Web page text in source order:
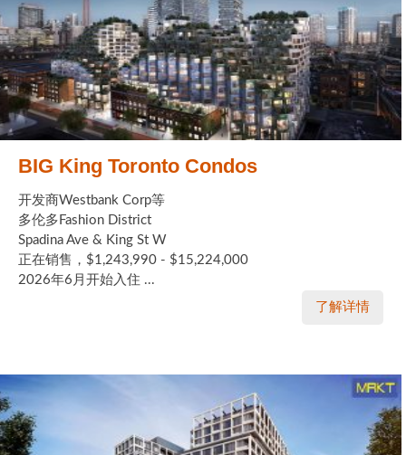
BIG King Toronto Condos
开发商Westbank Corp等
多伦多Fashion District
Spadina Ave & King St W
正在销售，$1,243,990 - $15,224,000
2026年6月开始入住 ...
了解详情